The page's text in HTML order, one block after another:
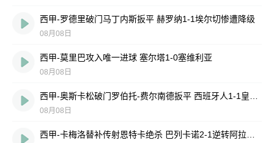
西甲-罗德里破门马丁内斯扳平 赫罗纳1-1埃尔切惨遭降级
08月08日
西甲-莫里巴攻入唯一进球 塞尔塔1-0塞维利亚
08月08日
08月08日